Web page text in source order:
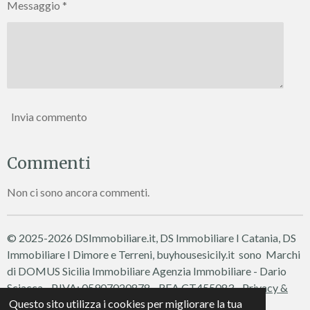
Questo sito utilizza i cookies per migliorare la tua
Messaggio *
Invia commento
Commenti
Non ci sono ancora commenti.
© 2025-2026 DSImmobiliare.it, DS Immobiliare I Catania, DS
Immobiliare I Dimore e Terreni, buyhousesicily.it sono Marchi
di DOMUS Sicilia ImmobiliareAgenzia Immobiliare - Dario
Sciacca - P.IVA: 05907020878 - REA CT455083 -Privacy &
Cookie Policy